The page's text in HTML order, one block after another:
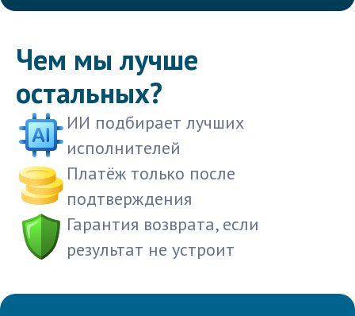
Чем мы лучше
остальных?
ИИ подбирает лучших
исполнителей
Платёж только после
подтверждения
Гарантия возврата, если
результат не устроит